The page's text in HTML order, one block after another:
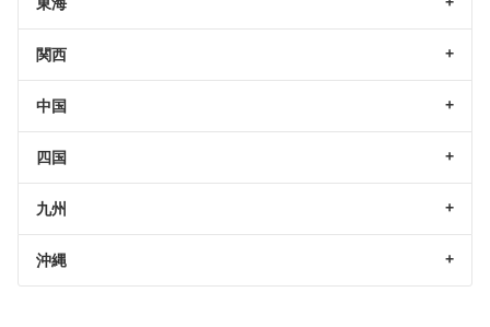
関西
中国
四国
九州
沖縄